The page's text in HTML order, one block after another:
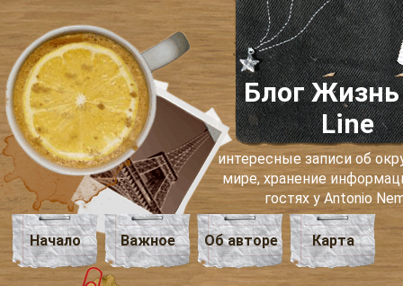
Блог Жизнь
Line
интересные записи об
мире, хранение
гостях у Antonio
Начало Важное Об авторе Карта